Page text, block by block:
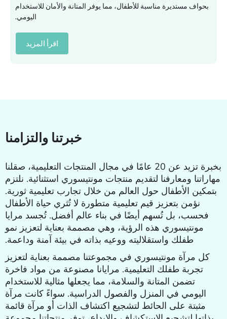
بحواف مستديرة مناسبة للأطفال، مما يوفر المتانة والأمان للاستخدام
اليومي.
اقرأ المزيد
خبرتنا والتزامنا
بخبرة تزيد عن 20 عامًا في مجال المنتجات التعليمية، صقلنا
مهاراتنا ومعارفنا لتقديم منتجات مونتيسوري استثنائية. نلتزم
بتمكين الأطفال حول العالم من خلال تجارب تعليمية ثورية.
نؤمن بتعزيز قيم تعليمية متطورة لا تُثري حياة الأطفال
فحسب، بل تُسهم أيضًا في بناء عالم أفضل. تُجسد مرايا
مونتيسوري هذه الرؤية، وهي مصممة بعناية لتعزيز نمو
طفلك واستقلاليته ووعيه بذاته في بيئة آمنة وداعمة.
كل مرآة مونتيسوري في مجموعتنا مصممة بعناية لتعزيز
تجربة طفلك التعليمية. مرايانا مصنوعة من مواد فاخرة
تضمن المتانة والسلامة، مما يجعلها مثالية للاستخدام
اليومي في المنزل والفصول الدراسية. سواءً كانت مرآة
مثبتة على الحائط لتشجيع اكتشاف الذات أو مرآة قائمة